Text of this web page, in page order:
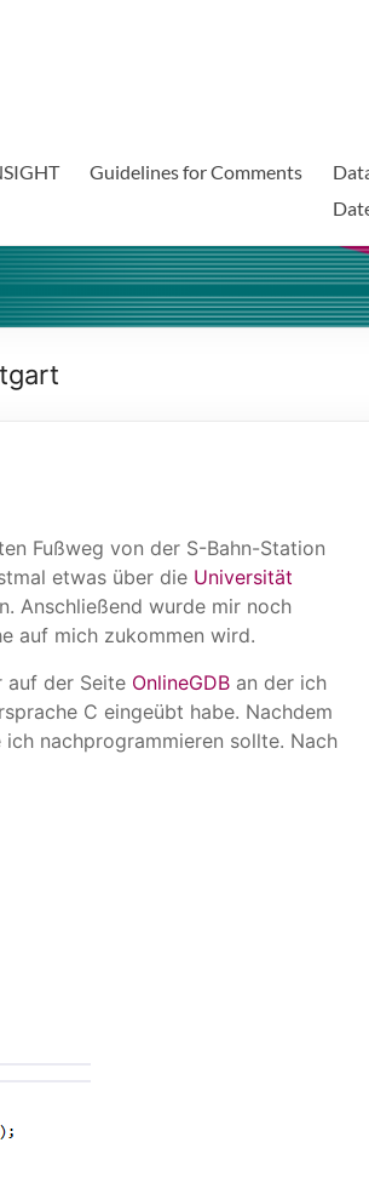
Guidelines for Comments
Fußweg von der S-Bahn-Station
etwas über die Universität
Anschließend wurde mir noch
auf mich zukommen wird.
auf der Seite OnlineGDB an der ich
C eingeübt habe. Nachdem
nachprogrammieren sollte. Nach